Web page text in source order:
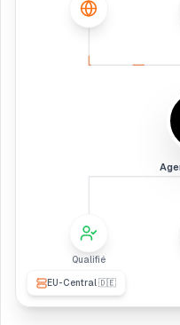
Qualifié
EU-Central 🇩🇪